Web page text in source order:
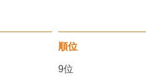
順位
9位